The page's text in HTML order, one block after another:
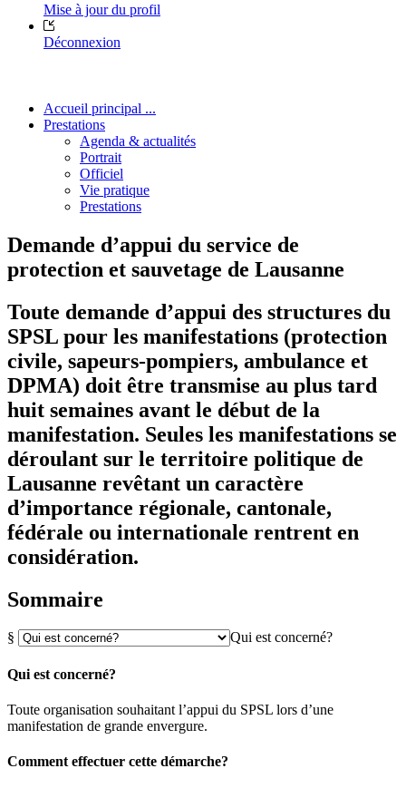
Mise à jour du profil
Déconnexion
Accueil principal ...
Prestations
Agenda & actualités
Portrait
Officiel
Vie pratique
Prestations
Demande d’appui du service de
protection et sauvetage de Lausanne
Toute demande d’appui des structures du
SPSL pour les manifestations (protection
civile, sapeurs-pompiers, ambulance et
DPMA) doit être transmise au plus tard
huit semaines avant le début de la
manifestation. Seules les manifestations se
déroulant sur le territoire politique de
Lausanne revêtant un caractère
d’importance régionale, cantonale,
fédérale ou internationale rentrent en
considération.
Sommaire
§ Qui est concerné?
Qui est concerné?
Toute organisation souhaitant l’appui du SPSL lors d’une
manifestation de grande envergure.
Comment effectuer cette démarche?